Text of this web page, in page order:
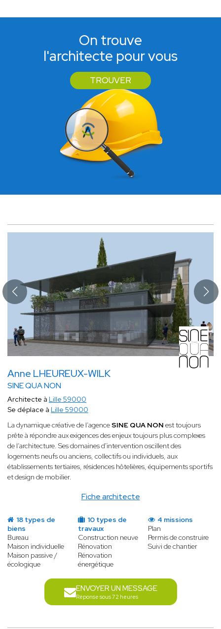
On trouve
l'architecte pour vous
TROUVER
Anne LHEUREUX-WILK
SINE QUA NON
Fiche architecte
Architecte à Lille 59000
Se déplace à Lille 59000
La dynamique créative de l’agenceSINE QUA NON est toujours
prête à répondre aux exigences des enjeux toujours plus complexes
de l’architecture. Ses domaines d'intervention oscillent des
logements neufs ou anciens, collectifs ou individuels, aux
établissements tertiaires, résidences hôtelières, équipements sportifs
et design de mobilier.
18 types de
biens
Bureau
Maison individuelle
Maison passive /
écologique
10 types de
travaux
Construction neuve
Rénovation
Rénovation
énergétique
4 missions
Plan
Permis de construire
Suivi de chantier
ENVOYER UN MESSAGE
Réponse sous 72 heures